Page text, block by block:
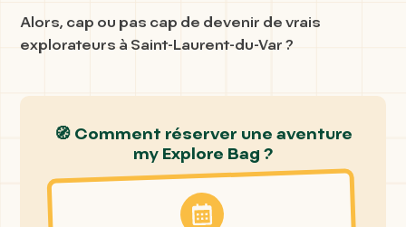
Alors, cap ou pas cap de devenir de vrais
explorateurs à Saint-Laurent-du-Var ?
🧭 Comment réserver une aventure
my Explore Bag ?